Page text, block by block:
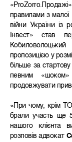
«ProZorro.Продажі»
правилами з малої
війни України
Інвест» став
пропозицією у
більше за
певним
продовжувати
«При чому, крім
бралиучасть ще 5
нашого клієнта
розповів адвокат